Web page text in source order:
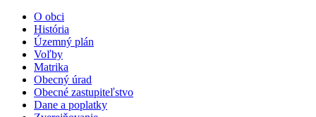
O obci
História
Územný plán
Voľby
Matrika
Obecný úrad
Obecné zastupiteľstvo
Dane a poplatky